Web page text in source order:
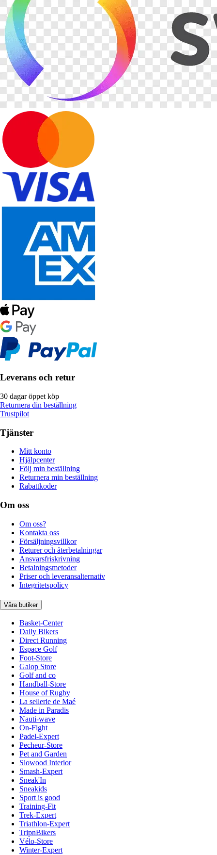
Leverans och retur
30 dagar öppet köp
Returnera din beställning
Trustpilot
Tjänster
Mitt konto
Hjälpcenter
Följ min beställning
Returnera min beställning
Rabattkoder
Om oss
Om oss?
Kontakta oss
Försäljningsvillkor
Returer och återbetalningar
Ansvarsfriskrivning
Betalningsmetoder
Priser och leveransalternativ
Integritetspolicy
Våra butiker
Basket-Center
Daily Bikers
Direct Running
Espace Golf
Foot-Store
Galop Store
Golf and co
Handball-Store
House of Rugby
La sellerie de Maé
Made in Paradis
Nauti-wave
On-Fight
Padel-Expert
Pecheur-Store
Pet and Garden
Slowood Interior
Smash-Expert
Sneak'In
Sneakids
Sport is good
Training-Fit
Trek-Expert
Triathlon-Expert
TripnBikers
Vélo-Store
Winter-Expert